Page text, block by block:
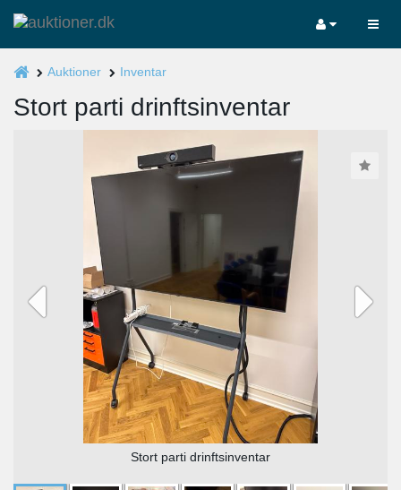
Auktioner Inventar
Stort parti drinftsinventar
Stort parti drinftsinventar